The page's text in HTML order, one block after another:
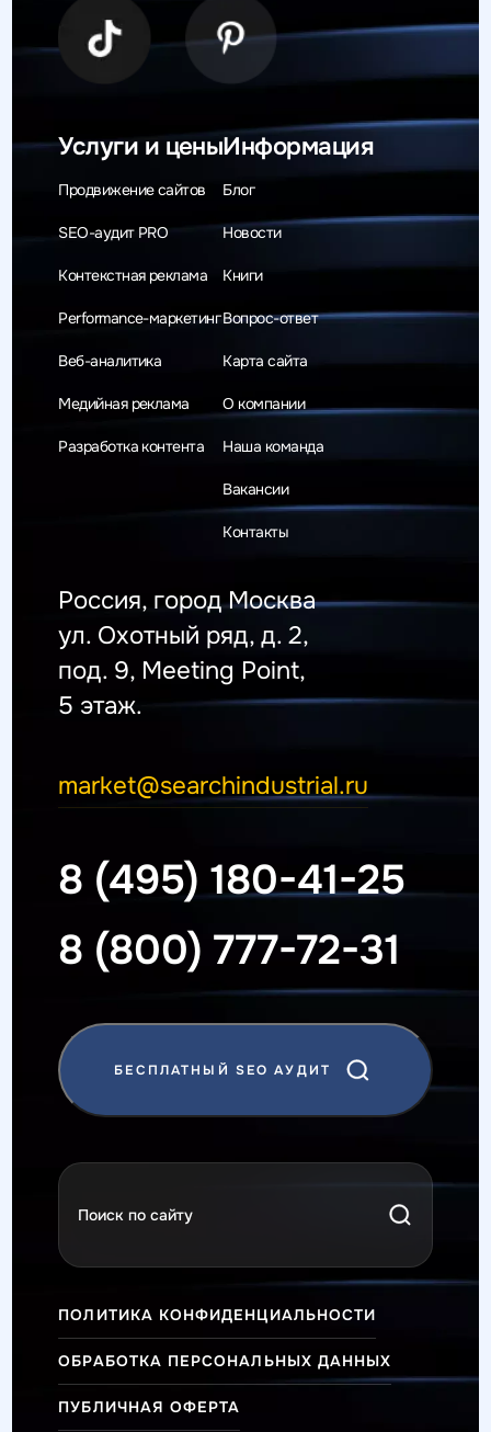
Услуги и цены
Продвижение сайтов
SEO-аудит PRO
Контекстная реклама
Performance-маркетинг
Веб-аналитика
Медийная реклама
Разработка контента
Информация
Блог
Новости
Книги
Вопрос-ответ
Карта сайта
О компании
Наша команда
Вакансии
Контакты
Россия, город Москва
ул. Охотный ряд, д. 2,
под. 9, Meeting Point,
5 этаж.
market@searchindustrial.ru
8 (495) 180-41-25
8 (800) 777-72-31
БЕСПЛАТНЫЙ SEO АУДИТ
ПОЛИТИКА КОНФИДЕНЦИАЛЬНОСТИ
ОБРАБОТКА ПЕРСОНАЛЬНЫХ ДАННЫХ
ПУБЛИЧНАЯ ОФЕРТА